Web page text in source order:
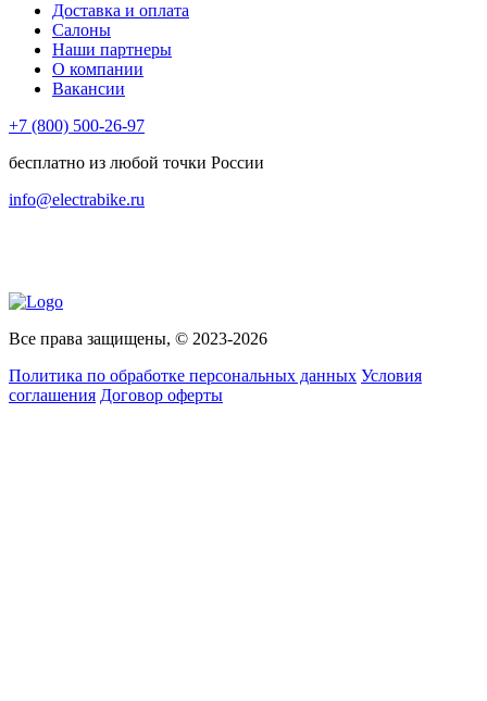
Доставка и оплата
Салоны
Наши партнеры
О компании
Вакансии
+7 (800) 500-26-97
бесплатно из любой точки России
info@electrabike.ru
Все права защищены, © 2023-2026
Политика по обработке персональных данных Условия
соглашения Договор оферты